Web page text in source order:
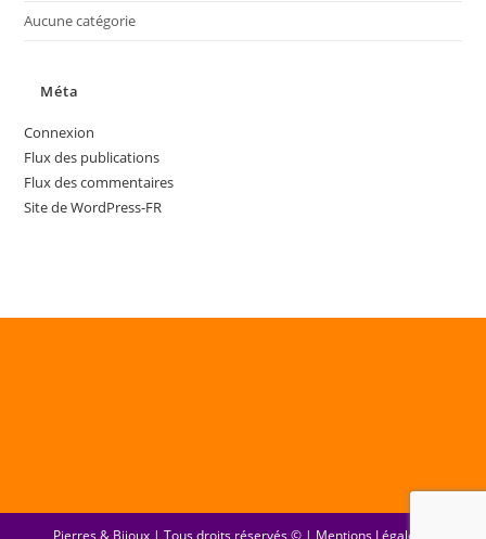
Aucune catégorie
Méta
Connexion
Flux des publications
Flux des commentaires
Site de WordPress-FR
Pierres & Bijoux | Tous droits réservés © | Mentions Légales